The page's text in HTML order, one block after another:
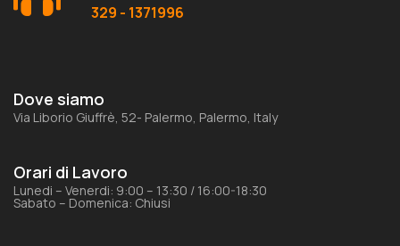
329 - 1371996
Dove siamo
Via Liborio Giuffrè, 52- Palermo, Palermo, Italy
Orari di Lavoro
Lunedi – Venerdi: 9:00 – 13:30 / 16:00-18:30
Sabato – Domenica: Chiusi